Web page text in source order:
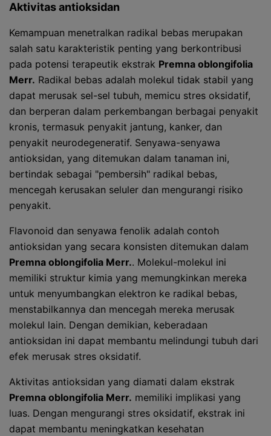
Aktivitas antioksidan
Kemampuan menetralkan radikal bebas merupakan
salah satu karakteristik penting yang berkontribusi
pada potensi terapeutik ekstrak Premna oblongifolia
Merr. Radikal bebas adalah molekul tidak stabil yang
dapat merusak sel-sel tubuh, memicu stres oksidatif,
dan berperan dalam perkembangan berbagai penyakit
kronis, termasuk penyakit jantung, kanker, dan
penyakit neurodegeneratif. Senyawa-senyawa
antioksidan, yang ditemukan dalam tanaman ini,
bertindak sebagai "pembersih" radikal bebas,
mencegah kerusakan seluler dan mengurangi risiko
penyakit.
Flavonoid dan senyawa fenolik adalah contoh
antioksidan yang secara konsisten ditemukan dalam
Premna oblongifolia Merr.. Molekul-molekul ini
memiliki struktur kimia yang memungkinkan mereka
untuk menyumbangkan elektron ke radikal bebas,
menstabilkannya dan mencegah mereka merusak
molekul lain. Dengan demikian, keberadaan
antioksidan ini dapat membantu melindungi tubuh dari
efek merusak stres oksidatif.
Aktivitas antioksidan yang diamati dalam ekstrak
Premna oblongifolia Merr. memiliki implikasi yang
luas. Dengan mengurangi stres oksidatif, ekstrak ini
dapat membantu meningkatkan kesehatan